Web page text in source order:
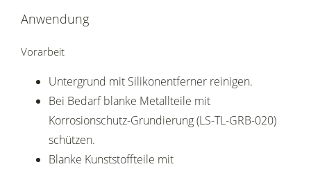
Anwendung
Vorarbeit
Untergrund mit Silikonentferner reinigen.
Bei Bedarf blanke Metallteile mit
Korrosionschutz-Grundierung (LS-TL-GRB-020)
schützen.
Blanke Kunststoffteile mit